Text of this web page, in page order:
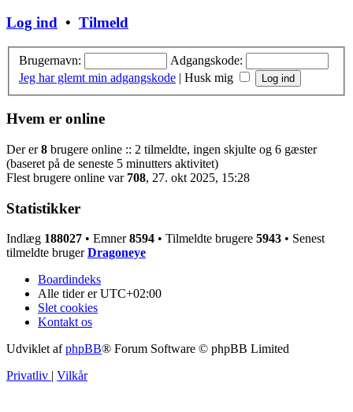
Log ind • Tilmeld
Brugernavn:
Adgangskode:
Jeg har glemt min adgangskode | Husk mig
Hvem er online
Der er8 brugere online :: 2 tilmeldte, ingen skjulte og 6 gæster
(baseret på de seneste 5 minutters aktivitet)
Flest brugere online var 708, 27. okt 2025, 15:28
Statistikker
Indlæg 188027 • Emner8594 • Tilmeldte brugere 5943 • Senest
tilmeldte brugerDragoneye
Boardindeks
Alle tider erUTC+02:00
Slet cookies
Kontakt os
Udviklet afphpBB® Forum Software © phpBB Limited
Privatliv | Vilkår